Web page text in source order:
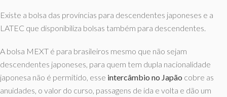
Existe a bolsa das províncias para descendentes japoneses e a
LATEC que disponibiliza bolsas também para descendentes.
A bolsa MEXT é para brasileiros mesmo que não sejam
descendentes japoneses, para quem tem dupla nacionalidade
japonesa não é permitido, esse intercâmbio no Japão cobre as
anuidades, o valor do curso, passagens de ida e volta e dão um